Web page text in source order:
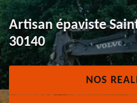
Artisan épaviste
30140
NOS